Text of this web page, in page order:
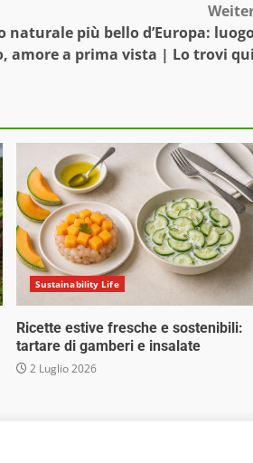
naturale più bello d’Europa:
amore a prima vista | Lo trovi
Sustainability Life
Ricette estive fresche e sostenibili:
tartare di gamberi e insalate
2 Luglio 2026
- 00184 Roma - P.Iva